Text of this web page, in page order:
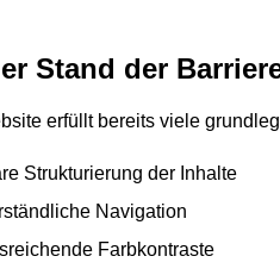
Stand der
erfüllt bereits viele
Strukturierung der Inhalte
Navigation
Farbkontraste